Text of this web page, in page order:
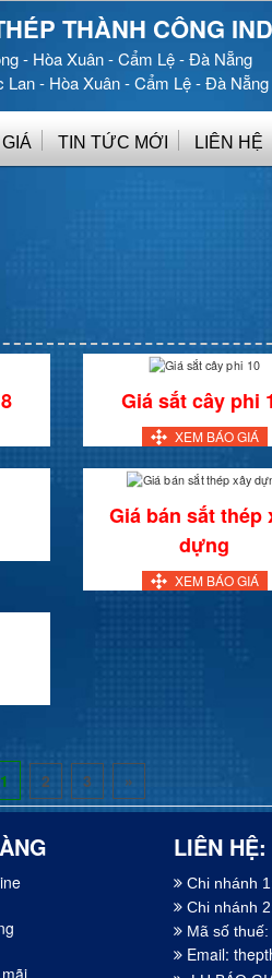
THÀNH CÔNG
- Hòa Xuân - Cẩm Lệ - Đà Nẵng
Lan - Hòa Xuân - Cẩm Lệ - Đà Nẵng
TIN TỨC MỚI LIÊN HỆ
Giá sắt cây phi
XEM BÁO GIÁ
Giá bán sắt thép
dựng
XEM BÁO GIÁ
1 2 3 »
LIÊN HỆ:
Chi nhánh
Chi nhánh
Mã số
Email: